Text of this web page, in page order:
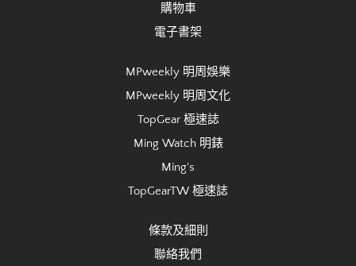
購物車
電子書架
MPweekly 明周娛樂
MPweekly 明周文化
TopGear 極速誌
Ming Watch 明錶
Ming's
TopGearTW 極速誌
條款及細則
聯絡我們